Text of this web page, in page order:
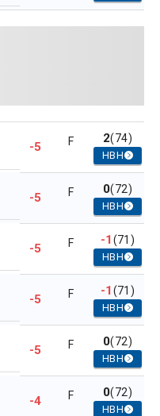
-5 F 2(74)
HBH
-5 F 0(72)
HBH
-5 F -1(71)
HBH
-5 F -1(71)
HBH
-5 F 0(72)
HBH
-4 F 0(72)
HBH